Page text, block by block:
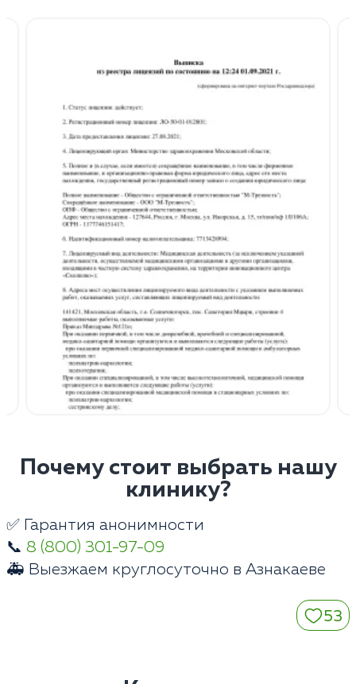
Почему стоит выбрать нашу
клинику?
✅ Гарантия анонимности
📞 8 (800) 301-97-09
🚑 Выезжаем круглосуточно в Азнакаеве
53